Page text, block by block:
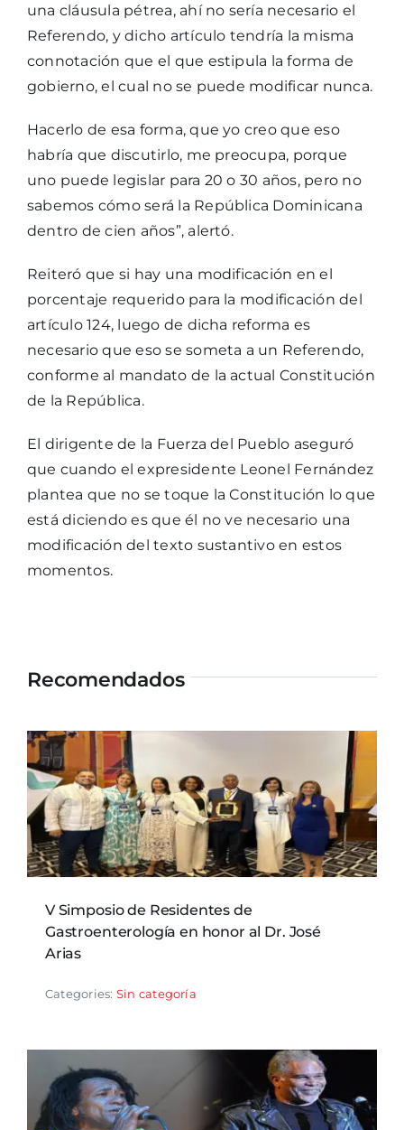
una cláusula pétrea, ahí no sería necesario el
Referendo, y dicho artículo tendría la misma
connotación que el que estipula la forma de
gobierno, el cual no se puede modificar nunca.
Hacerlo de esa forma, que yo creo que eso
habría que discutirlo, me preocupa, porque
uno puede legislar para 20 o 30 años, pero no
sabemos cómo será la República Dominicana
dentro de cien años”, alertó.
Reiteró que si hay una modificación en el
porcentaje requerido para la modificación del
artículo 124, luego de dicha reforma es
necesario que eso se someta a un Referendo,
conforme al mandato de la actual Constitución
de la República.
El dirigente de la Fuerza del Pueblo aseguró
que cuando el expresidente Leonel Fernández
plantea que no se toque la Constitución lo que
está diciendo es que él no ve necesario una
modificación del texto sustantivo en estos
momentos.
Recomendados
V Simposio de Residentes de
Gastroenterología en honor al Dr. José
Arias
Categories: Sin categoría